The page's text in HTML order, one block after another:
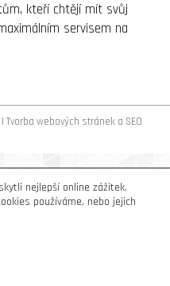
kteří chtějí mít svůj
servisem na
Tvorba webových stráneka SEO
nejlepší online zážitek.
používáme, nebo jejich